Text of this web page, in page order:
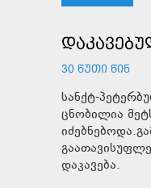
30 ᲬᲣᲗᲘ ᲬᲘᲜ
სანქტ-
ცნობილია
დაკავება.